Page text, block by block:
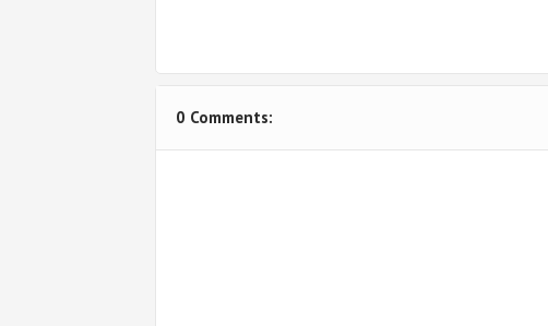
0 Comments: